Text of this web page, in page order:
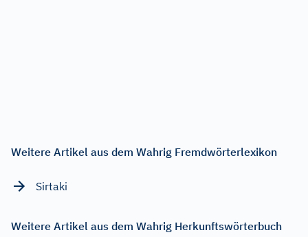
Weitere Artikel aus dem Wahrig Fremdwörterlexikon
Sirtaki
Weitere Artikel aus dem Wahrig Herkunftswörterbuch